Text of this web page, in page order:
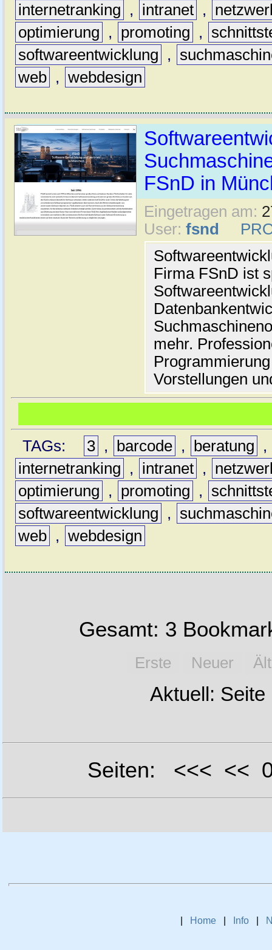
internetranking
, intranet ,
optimierung
, promoting ,
softwareentwicklung
,
web , webdesign
FSnD in
Eingetragen am:
User: fsnd
Firma FSnD ist
mehr.
Vorstellungen
TAGs: 3 , barcode , beratung
,
internetranking
, intranet ,
optimierung
, promoting ,
softwareentwicklung
,
web , webdesign
Gesamt: 3
Erste Neuer
Aktuell: Seite
Seiten: <<< <<
Home Info